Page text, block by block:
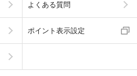
よくある質問
ポイント表示設定